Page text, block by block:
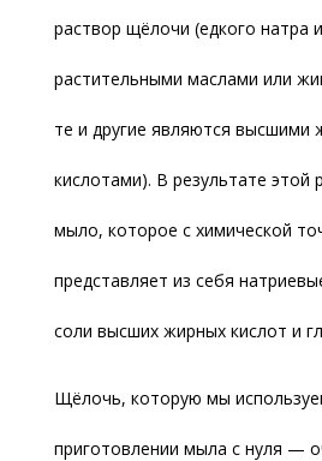
раствор щёлочи (едкого натра
растительными маслами или
те и другие являются высшими
кислотами). В результате этой
мыло, которое с химической
представляет из себя
соли высших жирных кислот и
Щёлочь, которую мы
приготовлении мыла с нуля —